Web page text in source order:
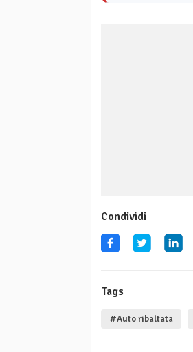
Condividi
Tags
#Auto ribaltata